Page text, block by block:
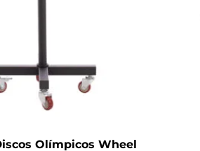
Olímpicos Wheel